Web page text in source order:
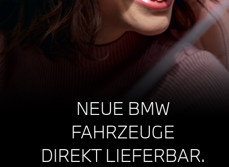
NEUE BMW
FAHRZEUGE
DIREKT LIEFERBAR.